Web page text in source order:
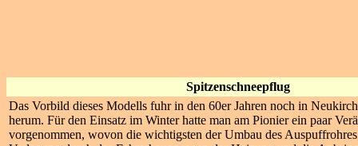
Spitzenschneepflug
Das Vorbild dieses Modells fuhr in den 60er Jahren noch in
herum. Für den Einsatz im Winter hatte man am Pionier ein paar
vorgenommen, wovon die wichtigsten der Umbau des